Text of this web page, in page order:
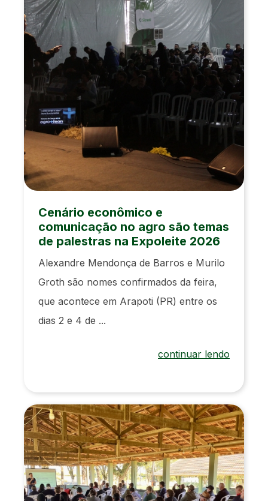
Cenário econômico e
comunicação no agro são temas
de palestras na Expoleite 2026
Alexandre Mendonça de Barros e Murilo
Groth são nomes confirmados da feira,
que acontece em Arapoti (PR) entre os
dias 2 e 4 de ...
continuar lendo